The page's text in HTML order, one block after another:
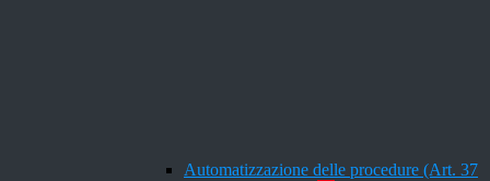
Automatizzazione delle procedure (Art. 37